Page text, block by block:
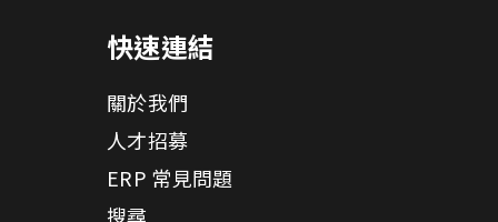
快速連結
關於我們
人才招募
ERP 常見問題
搜尋